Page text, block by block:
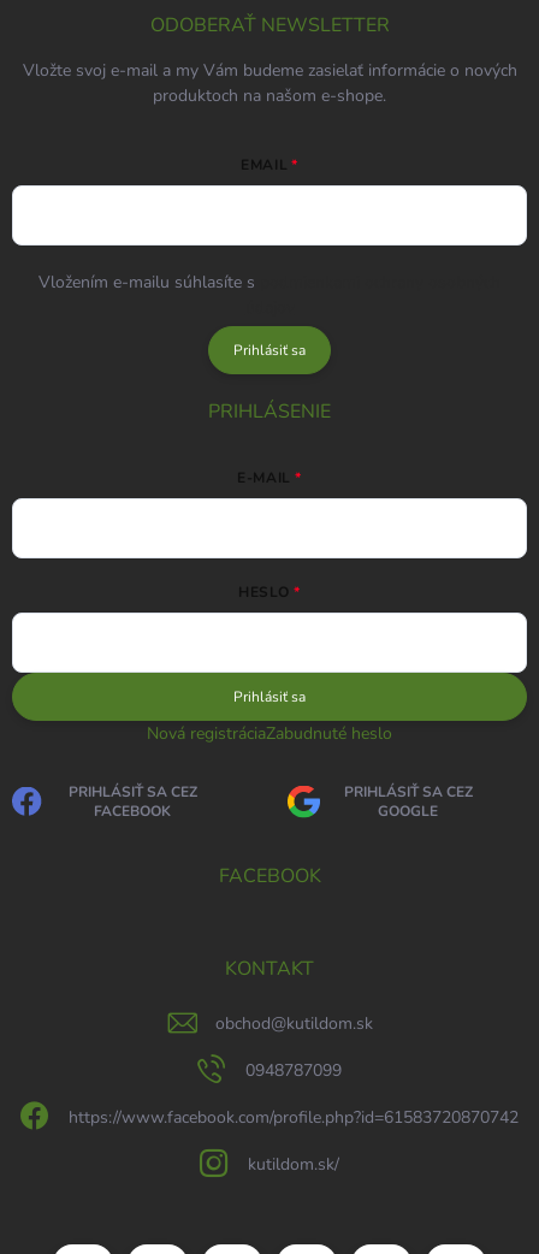
ODOBERAŤ NEWSLETTER
Vložte svoj e-mail a my Vám budeme zasielať informácie o nových
produktoch na našom e-shope.
EMAIL
Vložením e-mailu súhlasíte s
Prihlásiť sa
PRIHLÁSENIE
E-MAIL
HESLO
Prihlásiť sa
Nová registráciaZabudnuté heslo
PRIHLÁSIŤ SA CEZ
FACEBOOK
PRIHLÁSIŤ SA CEZ
GOOGLE
FACEBOOK
KONTAKT
obchod@kutildom.sk
0948787099
https://www.facebook.com/profile.php?id=61583720870742
kutildom.sk/